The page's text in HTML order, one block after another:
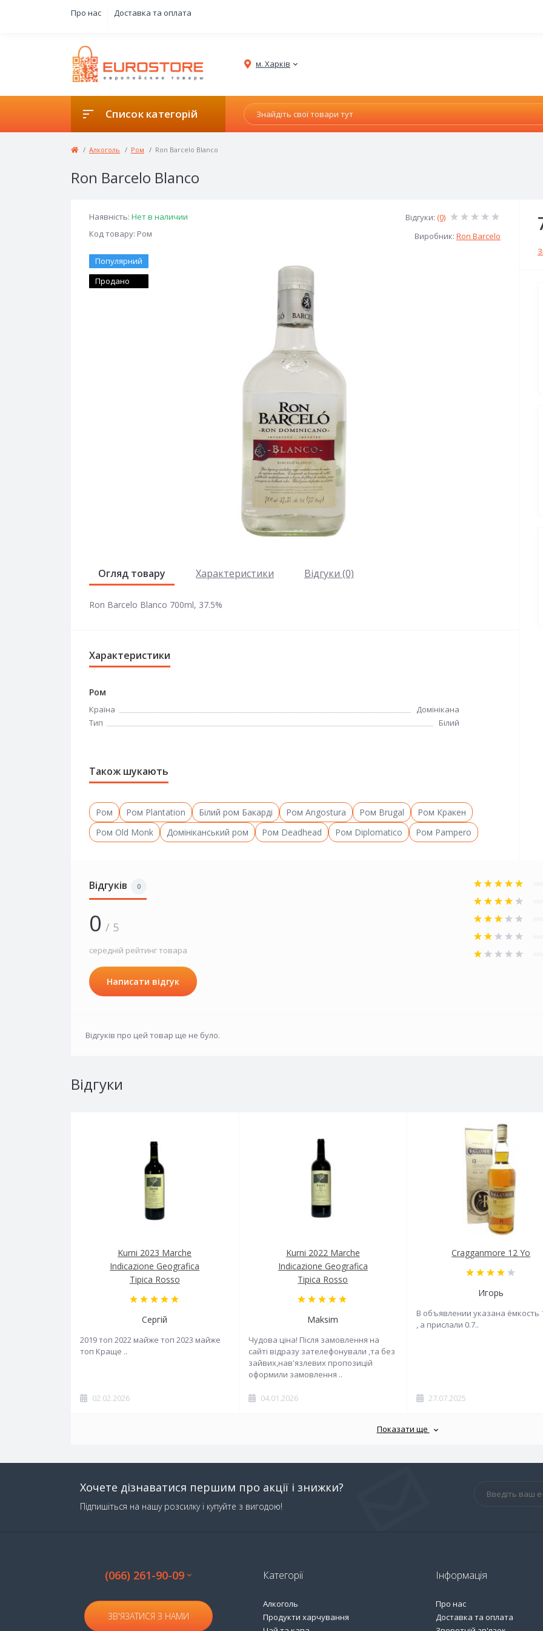
Про нас Доставка та оплата
м. Харків
Список категорій
Алкоголь Ром Ron Barcelo Blanco
Ron Barcelo Blanco
Наявність: Нет в наличии
Код товару: Ром
Відгуки: (0)
Виробник: Ron Barcelo
Популярний
Продано
Огляд товару Характеристики Відгуки (0)
Ron Barcelo Blanco 700ml, 37.5%
Характеристики
Ром
Країна
Домінікана
Тип
Білий
Також шукають
Ром Ром Plantation Білий ром Бакарді Ром Angostura Ром Brugal
Ром Кракен
Ром Old Monk
Домініканський ром Ром Deadhead Ром Diplomatico Ром Pampero
Відгуків 0
0 / 5
середній рейтинг товара
Написати відгук
Відгуків про цей товар ще не було.
Відгуки
Kurni 2023 Marche
Indicazione Geografica
Tipica Rosso
Сергій
2019 топ 2022 майже топ 2023 майже
топ Краще ..
02.02.2026
Kurni 2022 Marche
Indicazione Geografica
Tipica Rosso
Maksim
Чудова ціна! Після замовлення на
сайті відразу зателефонували ,та без
зайвих,нав'язлевих пропозицій
оформили замовлення ..
04.01.2026
Cragganmore 12 Yo
Игорь
В объявлении указана ёмкость
, а прислали 0.7..
27.07.2025
Показати ще
Хочете дізнаватися першим про акції і знижки?
Підпишіться на нашу розсилку і купуйте з вигодою!
(066) 261-90-09
ЗВ'ЯЗАТИСЯ З НАМИ
Категорії
Алкоголь
Продукти харчування
Інформація
Про нас
Доставка та оплата